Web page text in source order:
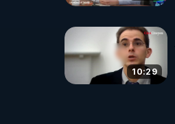
10:29